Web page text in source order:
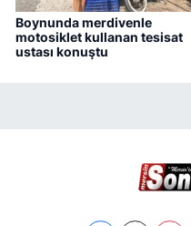
Boynunda merdivenle
motosiklet kullanan tesisat
ustası konuştu